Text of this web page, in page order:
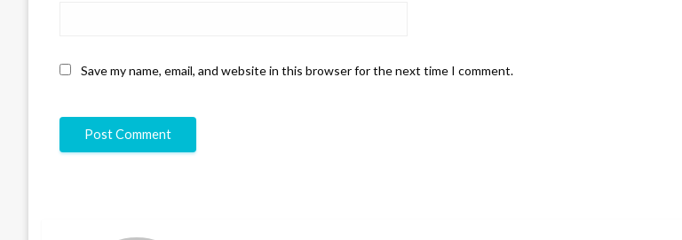
Save my name, email, and website in this browser for the next time I comment.